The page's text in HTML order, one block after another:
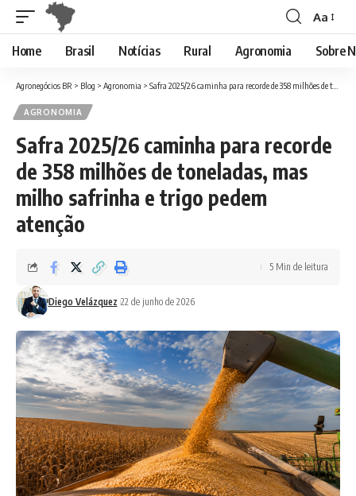
Font
Resizer
Aa
Home Brasil Notícias Rural Agronomia Sobre
Agronegócios BR > Blog > Agronomia > Safra 2025/26 caminha para recorde de 358 milhões de toneladas, mas milho safrinha e trigo pedem atenção
AGRONOMIA
Safra 2025/26 caminha para recorde
de 358 milhões de toneladas, mas
milho safrinha e trigo pedem
atenção
Diego Velázquez 22 de junho de 2026
5 Min de leitura